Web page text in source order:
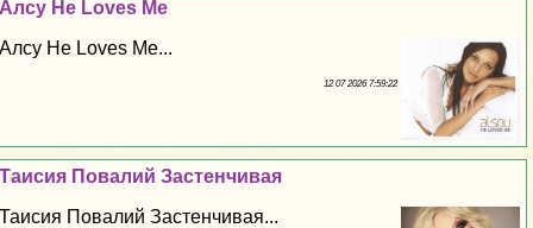
Алсу He Loves Me
Алсу He Loves Me...
12 07 2026 7:59:22
Таисия Повалий Застенчивая
Таисия Повалий Застенчивая...